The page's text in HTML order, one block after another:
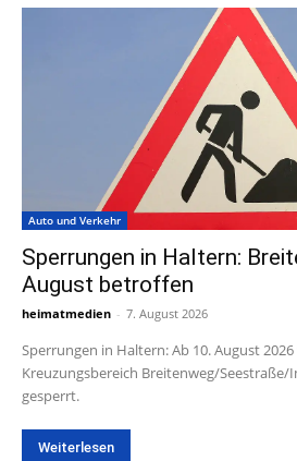
Auto und Verkehr
Sperrungen in Haltern:
August betroffen
heimatmedien - 7. August 2026
Sperrungen in Haltern: Ab 10. August
Kreuzungsbereich Breitenweg/Seestraße/
gesperrt.
Weiterlesen